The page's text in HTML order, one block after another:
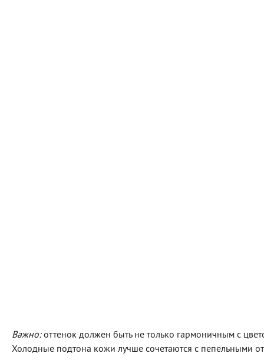
Важно:оттенок должен быть не только гармоничным с
Холодные подтона кожи лучше сочетаются с пепельными